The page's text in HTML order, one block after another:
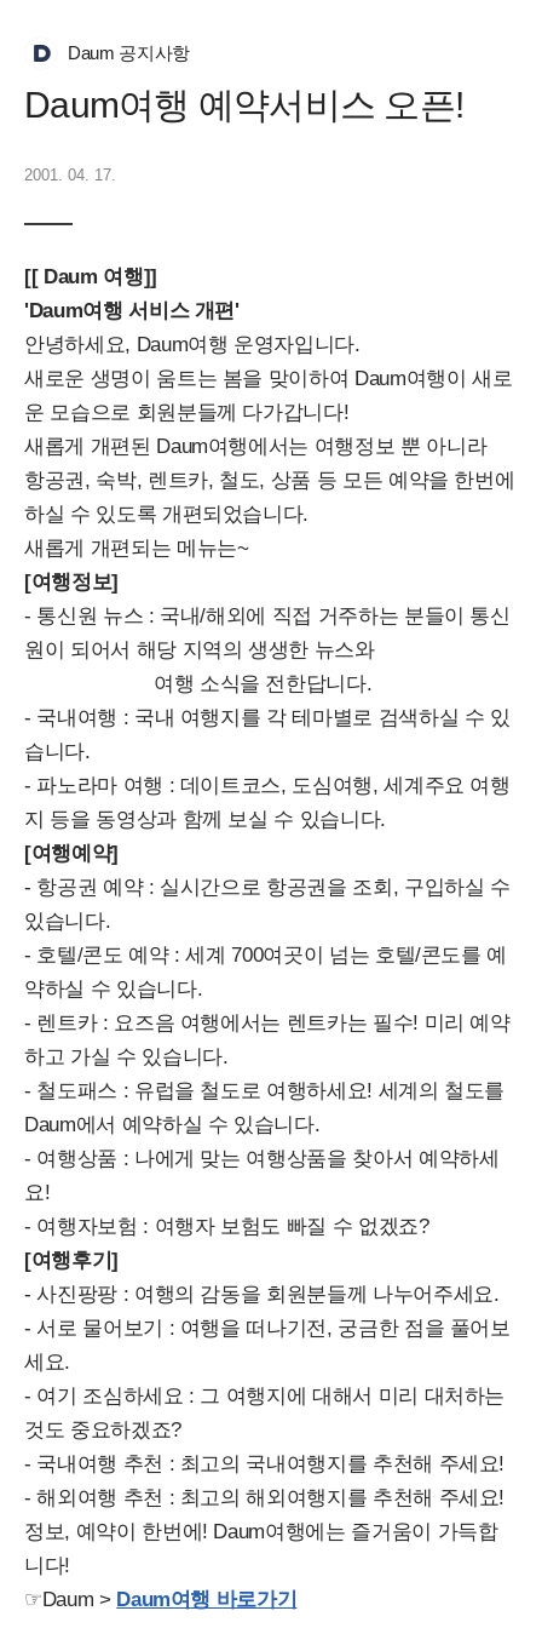
Daum 공지사항
Daum여행 예약서비스 오픈!
2001. 04. 17.
[[ Daum 여행]]
'Daum여행 서비스 개편'
안녕하세요, Daum여행 운영자입니다.
새로운 생명이 움트는 봄을 맞이하여 Daum여행이 새로
운 모습으로 회원분들께 다가갑니다!
새롭게 개편된 Daum여행에서는 여행정보 뿐 아니라
항공권, 숙박, 렌트카, 철도, 상품 등 모든 예약을 한번에
하실 수 있도록 개편되었습니다.
새롭게 개편되는 메뉴는~
[여행정보]
- 통신원 뉴스 : 국내/해외에 직접 거주하는 분들이 통신
원이 되어서 해당 지역의 생생한 뉴스와
여행 소식을 전한답니다.
- 국내여행 : 국내 여행지를 각 테마별로 검색하실 수 있
습니다.
- 파노라마 여행 : 데이트코스, 도심여행, 세계주요 여행
지 등을 동영상과 함께 보실 수 있습니다.
[여행예약]
- 항공권 예약 : 실시간으로 항공권을 조회, 구입하실 수
있습니다.
- 호텔/콘도 예약 : 세계 700여곳이 넘는 호텔/콘도를 예
약하실 수 있습니다.
- 렌트카 : 요즈음 여행에서는 렌트카는 필수! 미리 예약
하고 가실 수 있습니다.
- 철도패스 : 유럽을 철도로 여행하세요! 세계의 철도를
Daum에서 예약하실 수 있습니다.
- 여행상품 : 나에게 맞는 여행상품을 찾아서 예약하세
요!
- 여행자보험 : 여행자 보험도 빠질 수 없겠죠?
[여행후기]
- 사진팡팡 : 여행의 감동을 회원분들께 나누어주세요.
- 서로 물어보기 : 여행을 떠나기전, 궁금한 점을 풀어보
세요.
- 여기 조심하세요 : 그 여행지에 대해서 미리 대처하는
것도 중요하겠죠?
- 국내여행 추천 : 최고의 국내여행지를 추천해 주세요!
- 해외여행 추천 : 최고의 해외여행지를 추천해 주세요!
정보, 예약이 한번에! Daum여행에는 즐거움이 가득합
니다!
☞Daum > Daum여행 바로가기